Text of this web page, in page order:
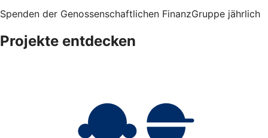
Spenden der Genossenschaftlichen FinanzGruppe jährlich
Projekte entdecken